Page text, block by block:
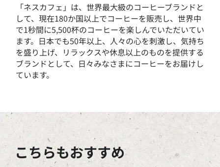
「ネスカフェ」は、世界最大級のコーヒーブランドと
して、現在180か国以上でコーヒーを販売し、世界中
で1秒間に5,500杯のコーヒーを楽しんでいただいてい
ます。日本でも50年以上、人々の心を刺激し、気持ち
を盛り上げ、リラックスや休息以上のものを提供する
ブランドとして、日々みなさまにコーヒーをお届けし
ています。
こちらもおすすめ